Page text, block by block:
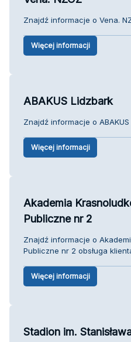
Znajdź informacje o Vena.
Więcej informacji
ABAKUS Lidzbark
Znajdź informacje o
Więcej informacji
Akademia
Publiczne nr 2
Znajdź informacje o
Publiczne nr 2 obsługa
Więcej informacji
Stadion im.